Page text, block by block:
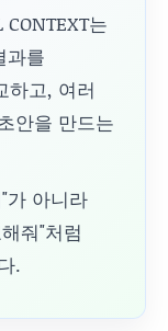
는
과를
하고, 여러
안을 만드는
가 아니라
줘"처럼
.